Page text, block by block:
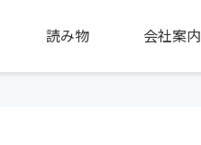
読み物 会社案内